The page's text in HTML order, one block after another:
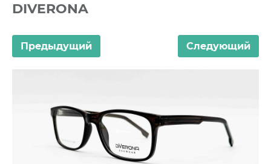
DIVERONA
Предыдущий Следующий